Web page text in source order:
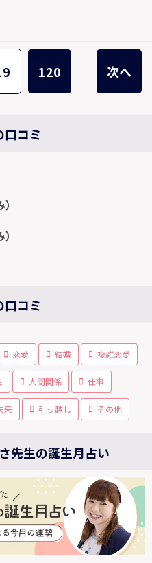
120 次へ
口コミ
コミ
恋愛 結婚 複雑恋愛
人間関係 仕事
来 引っ越し その他
先生の誕生月占い